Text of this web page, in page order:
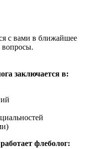
с вами в ближайшее
вопросы.
заключается в:
флеболог: